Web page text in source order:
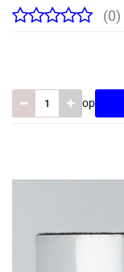
(0)
op